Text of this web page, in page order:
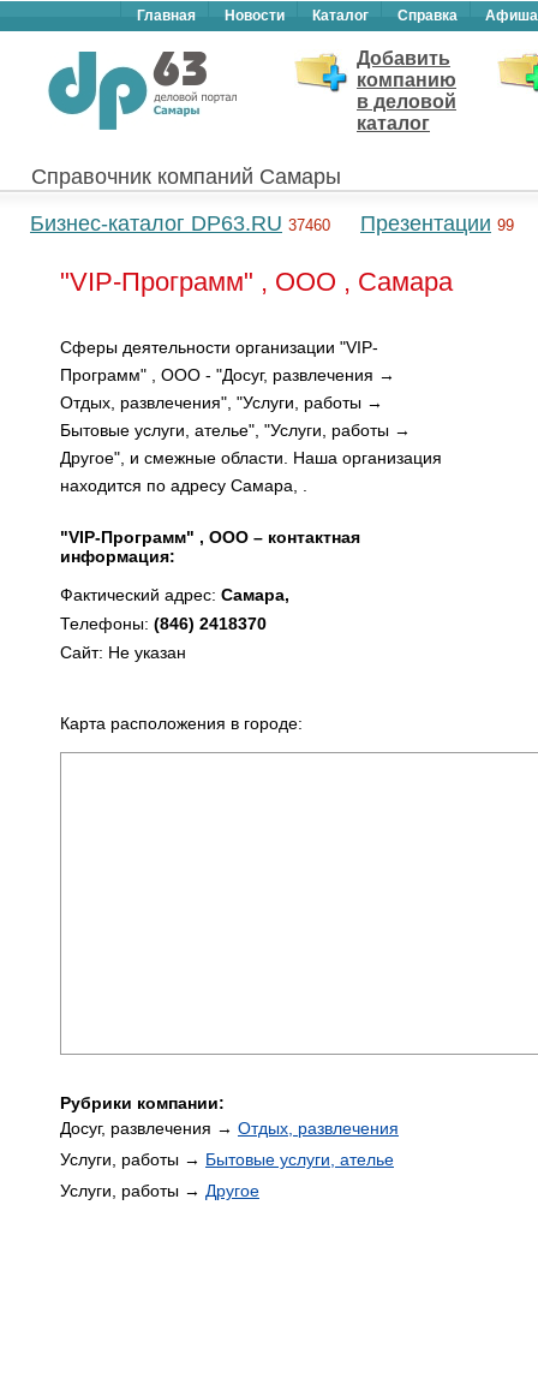
Главная Новости Каталог Справка Афиша
Добавить
компанию
в деловой
каталог
Справочник компаний Самары
Бизнес-каталог DP63.RU 37460 Презентации 99
"VIP-Программ" , ООО , Самара
Сферы деятельности организации "VIP-
Программ" , ООО - "Досуг, развлечения →
Отдых, развлечения", "Услуги, работы →
Бытовые услуги, ателье", "Услуги, работы →
Другое", и смежные области. Наша организация
находится по адресу Самара, .
"VIP-Программ" , ООО – контактная
информация:
Фактический адрес: Самара,
Телефоны: (846) 2418370
Сайт: Не указан
Карта расположения в городе:
Рубрики компании:
Досуг, развлечения → Отдых, развлечения
Услуги, работы → Бытовые услуги, ателье
Услуги, работы → Другое